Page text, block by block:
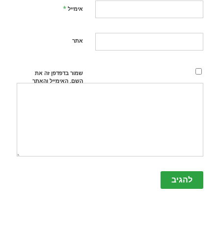
אימייל *
אתר
שמור בדפדפן זה את
השם, האימייל והאתר